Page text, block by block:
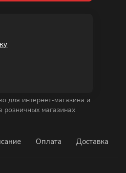
для интернет-магазина и
розничных магазинах
Оплата Доставка